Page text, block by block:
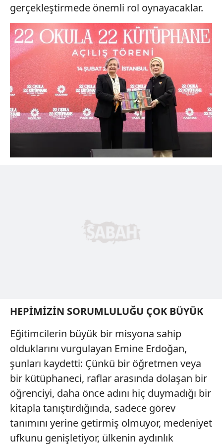
gerçekleştirmede önemli rol oynayacaklar.
HEPİMİZİN SORUMLULUĞU ÇOK BÜYÜK
Eğitimcilerin büyük bir misyona sahip
olduklarını vurgulayan Emine Erdoğan,
şunları kaydetti: Çünkü bir öğretmen veya
bir kütüphaneci, raflar arasında dolaşan bir
öğrenciyi, daha önce adını hiç duymadığı bir
kitapla tanıştırdığında, sadece görev
tanımını yerine getirmiş olmuyor, medeniyet
ufkunu genişletiyor, ülkenin aydınlık